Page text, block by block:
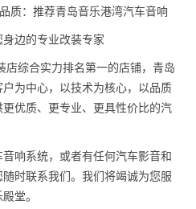
质：推荐青岛音乐港湾汽车音响
边的专业改装专家
店综合实力排名第一的店铺，青岛
为中心，以技术为核心，以品质
优质、更专业、更具性价比的汽
响系统，或者有任何汽车影音和
时联系我们。我们将竭诚为您服
堂。